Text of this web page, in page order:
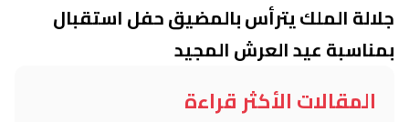
جلالة الملك يترأس بالمضيق حفل استقبال
بمناسبة عيد العرش المجيد
المقالات الأكثر قراءة